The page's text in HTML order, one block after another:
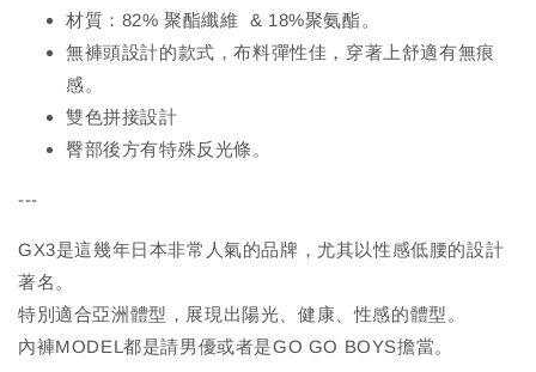
材質：82% 聚酯纖維 & 18%聚氨酯。
無褲頭設計的款式，布料彈性佳，穿著上舒適有無痕
感。
雙色拼接設計
臀部後方有特殊反光條。
---
GX3是這幾年日本非常人氣的品牌，尤其以性感低腰的設計
著名。
特別適合亞洲體型，展現出陽光、健康、性感的體型。
內褲MODEL都是請男優或者是GO GO BOYS擔當。